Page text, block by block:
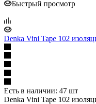
Быстрый просмотр
Denka Vini Tape 102
Есть в наличии: 47 шт
Denka Vini Tape 102